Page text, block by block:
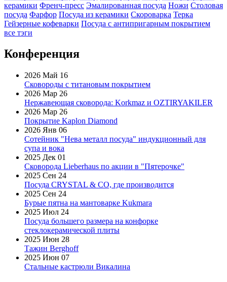
керамики Френч-пресс Эмалированная посуда Ножи Столовая
посуда Фарфор Посуда из керамики Скороварка Терка
Гейзерные кофеварки Посуда с антипригарным покрытием
все тэги
Конференция
2026 Май 16
Сковороды с титановым покрытием
2026 Мар 26
Нержавеющая сковорода: Korkmaz и OZTIRYAKILER
2026 Мар 26
Покрытие Kaplon Diamond
2026 Янв 06
Сотейник "Нева металл посуда" индукционный для
супа и вока
2025 Дек 01
Сковорода Lieberhaus по акции в "Пятерочке"
2025 Сен 24
Посуда CRYSTAL & CO, где производится
2025 Сен 24
Бурые пятна на мантоварке Kukmara
2025 Июл 24
Посуда большего размера на конфорке
стеклокерамической плиты
2025 Июн 28
Тажин Berghoff
2025 Июн 07
Стальные кастрюли Викалина